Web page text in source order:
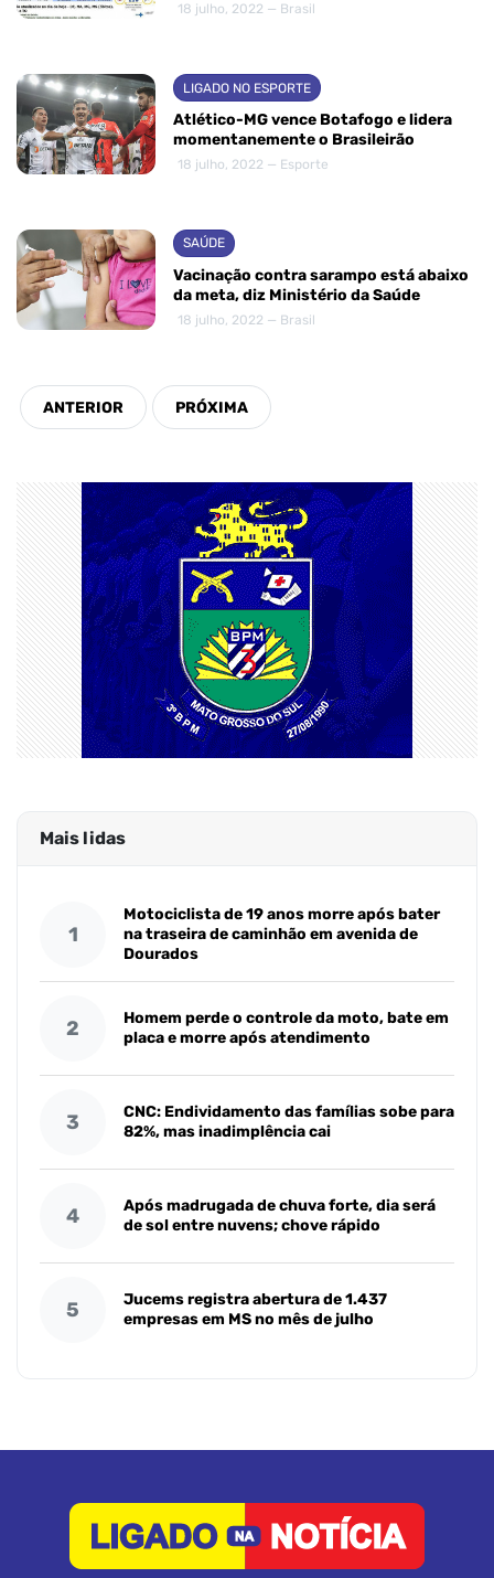
18 julho, 2022 — Brasil
LIGADO NO ESPORTE
Atlético-MG vence Botafogo e lidera
momentanemente o Brasileirão
18 julho, 2022 — Esporte
SAÚDE
Vacinação contra sarampo está abaixo
da meta, diz Ministério da Saúde
18 julho, 2022 — Brasil
Mais lidas
1
Motociclista de 19 anos morre após bater
na traseira de caminhão em avenida de
Dourados
2
Homem perde o controle da moto, bate em
placa e morre após atendimento
3
CNC: Endividamento das famílias sobe para
82%, mas inadimplência cai
4
Após madrugada de chuva forte, dia será
de sol entre nuvens; chove rápido
5
Jucems registra abertura de 1.437
empresas em MS no mês de julho